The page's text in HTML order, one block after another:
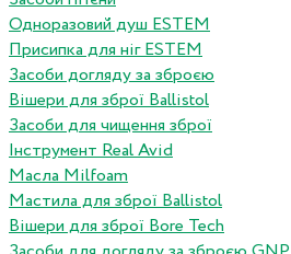
Одноразовий душ ESTEM
Присипка для ніг ESTEM
Засоби догляду за зброєю
Вішери для зброї Ballistol
Засоби для чищення зброї
Інструмент Real Avid
Масла Milfoam
Мастила для зброї Ballistol
Вішери для зброї Bore Tech